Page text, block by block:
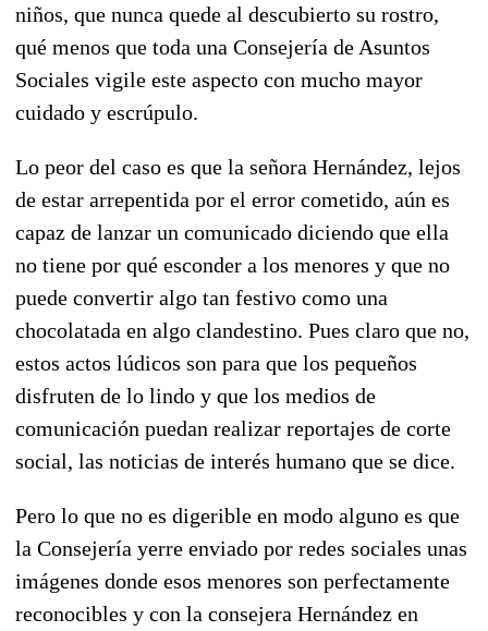
niños, que nunca quede al descubierto su rostro,
qué menos que toda una Consejería de Asuntos
Sociales vigile este aspecto con mucho mayor
cuidado y escrúpulo.
Lo peor del caso es que la señora Hernández, lejos
de estar arrepentida por el error cometido, aún es
capaz de lanzar un comunicado diciendo que ella
no tiene por qué esconder a los menores y que no
puede convertir algo tan festivo como una
chocolatada en algo clandestino. Pues claro que no,
estos actos lúdicos son para que los pequeños
disfruten de lo lindo y que los medios de
comunicación puedan realizar reportajes de corte
social, las noticias de interés humano que se dice.
Pero lo que no es digerible en modo alguno es que
la Consejería yerre enviado por redes sociales unas
imágenes donde esos menores son perfectamente
reconocibles y con la consejera Hernández en